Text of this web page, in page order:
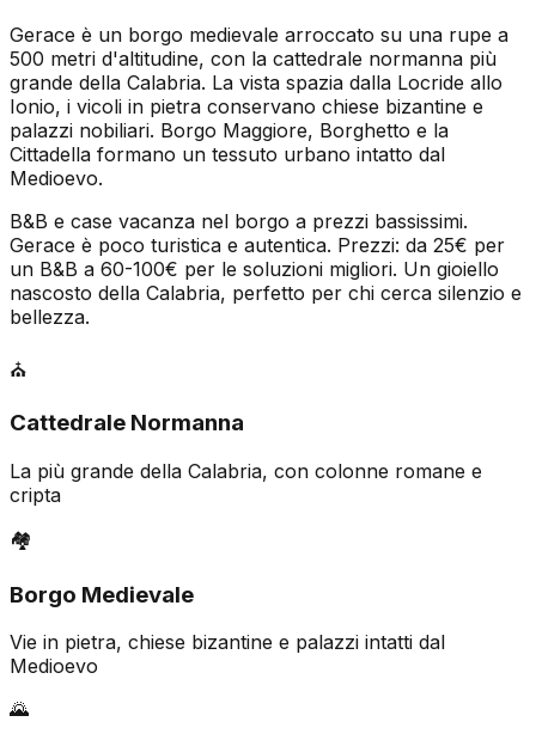
Gerace è un borgo medievale arroccato su una rupe a
500 metri d'altitudine, con la cattedrale normanna più
grande della Calabria. La vista spazia dalla Locride allo
Ionio, i vicoli in pietra conservano chiese bizantine e
palazzi nobiliari. Borgo Maggiore, Borghetto e la
Cittadella formano un tessuto urbano intatto dal
Medioevo.
B&B e case vacanza nel borgo a prezzi bassissimi.
Gerace è poco turistica e autentica. Prezzi: da 25€ per
un B&B a 60-100€ per le soluzioni migliori. Un gioiello
nascosto della Calabria, perfetto per chi cerca silenzio e
bellezza.
⛪
Cattedrale Normanna
La più grande della Calabria, con colonne romane e
cripta
🏘️
Borgo Medievale
Vie in pietra, chiese bizantine e palazzi intatti dal
Medioevo
🌄